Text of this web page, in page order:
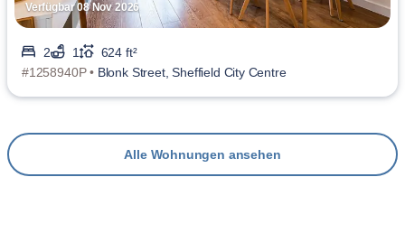
Verfügbar 08 Nov 2026
2 1
624 ft²
#1258940P • Blonk Street, Sheffield City Centre
Alle Wohnungen ansehen